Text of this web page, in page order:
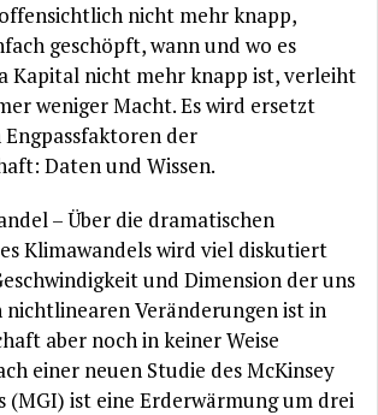
nicht mehr knapp,
geschöpft, wann und wo es
Kapital nicht mehr knapp ist, verleiht
weniger Macht. Es wird ersetzt
der
Daten und Wissen.
–Über die dramatischen
Klimawandels wird viel diskutiert
und Dimension der uns
nichtlinearenVeränderungenist in
aber noch in keiner Weise
einer neuen Studie des McKinsey
(MGI) ist eine Erderwärmungum drei